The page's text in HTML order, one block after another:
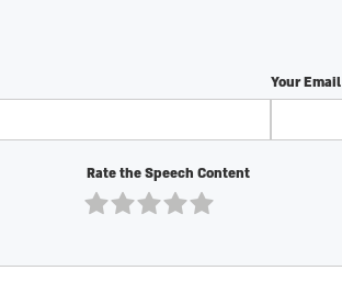
Your Email
Rate the Speech Content